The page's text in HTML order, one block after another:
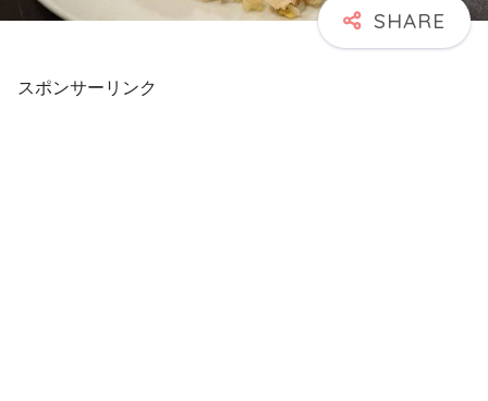
スポンサーリンク